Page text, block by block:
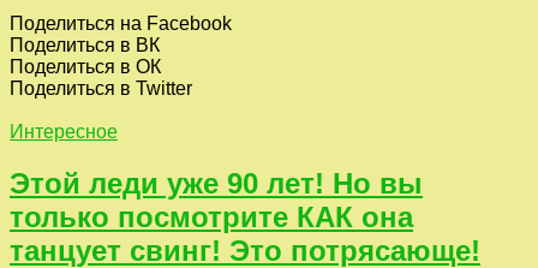
Поделиться на Facebook
Поделиться в ВК
Поделиться в ОК
Поделиться в Twitter
Интересное
Этой леди уже 90 лет! Но вы
только посмотрите КАК она
танцует свинг! Это потрясающе!